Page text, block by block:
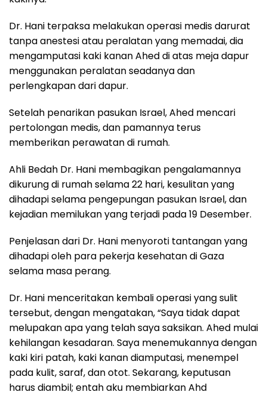
Dr. Hani terpaksa melakukan operasi medis darurat
tanpa anestesi atau peralatan yang memadai, dia
mengamputasi kaki kanan Ahed di atas meja dapur
menggunakan peralatan seadanya dan
perlengkapan dari dapur.
Setelah penarikan pasukan Israel, Ahed mencari
pertolongan medis, dan pamannya terus
memberikan perawatan di rumah.
Ahli Bedah Dr. Hani membagikan pengalamannya
dikurung di rumah selama 22 hari, kesulitan yang
dihadapi selama pengepungan pasukan Israel, dan
kejadian memilukan yang terjadi pada 19 Desember.
Penjelasan dari Dr. Hani menyoroti tantangan yang
dihadapi oleh para pekerja kesehatan di Gaza
selama masa perang.
Dr. Hani menceritakan kembali operasi yang sulit
tersebut, dengan mengatakan, “Saya tidak dapat
melupakan apa yang telah saya saksikan. Ahed mulai
kehilangan kesadaran. Saya menemukannya dengan
kaki kiri patah, kaki kanan diamputasi, menempel
pada kulit, saraf, dan otot. Sekarang, keputusan
harus diambil; entah aku membiarkan Ahd